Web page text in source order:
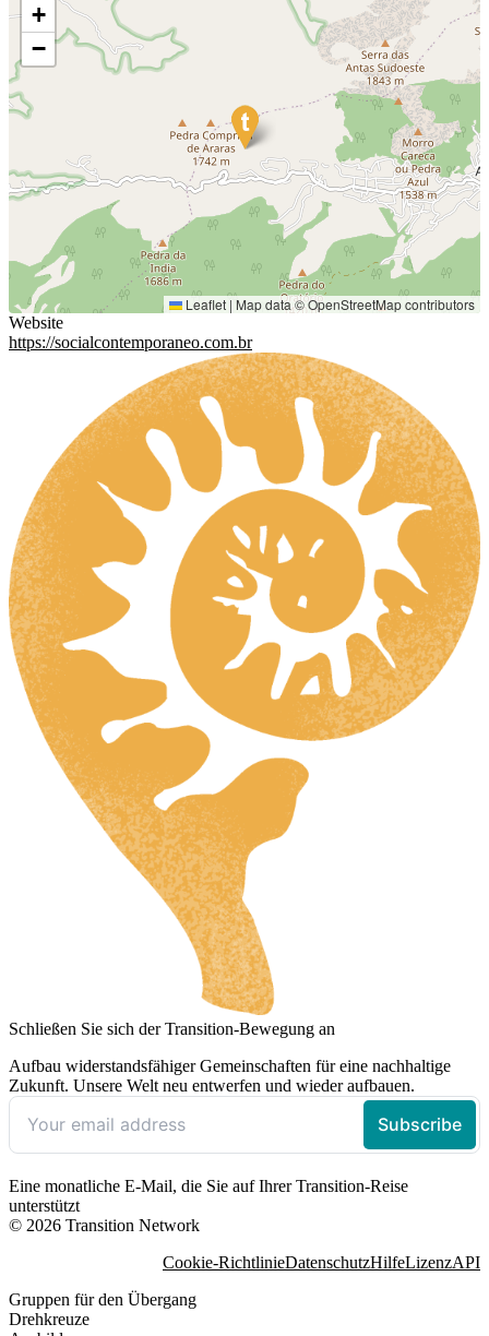
+
−
Leaflet | Map data ©OpenStreetMapcontributors
Website
https://socialcontemporaneo.com.br
Schließen Sie sich der Transition-Bewegung an
Aufbau widerstandsfähiger Gemeinschaften für eine nachhaltige
Zukunft. Unsere Welt neu entwerfen und wieder aufbauen.
Eine monatliche E-Mail, die Sie auf Ihrer Transition-Reise
unterstützt
© 2026 Transition Network
Cookie-RichtlinieDatenschutzHilfeLizenzAPI
Gruppen für den Übergang
Drehkreuze